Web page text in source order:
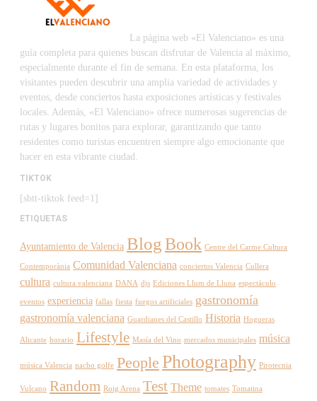
La página web «El Valenciano» es una
guía completa para quienes buscan disfrutar de Valencia al máximo,
especialmente durante el fin de semana. En esta plataforma, los
visitantes pueden descubrir una amplia variedad de actividades y
eventos, desde conciertos hasta exposiciones artísticas y festivales
locales. Además, «El Valenciano» ofrece numerosas sugerencias de
rutas y lugares bonitos para explorar, garantizando que tanto
residentes como turistas encuentren siempre algo emocionante que
hacer en esta vibrante ciudad.
TIKTOK
[sbtt-tiktok feed=1]
ETIQUETAS
Ayuntamiento de Valencia BlogBook Centre del Carme Cultura
Contemporània Comunidad Valenciana conciertos Valencia Cullera
cultura cultura valenciana DANA djs Ediciones Llum de Lluna espectáculo
eventos experiencia fallas fiesta fuegos artificiales gastronomía
gastronomía valenciana Guardianes del Castillo Historia Hogueras
Alicante horario Lifestyle Masía del Vino mercados municipales música
música Valencia nacho golfe People Photography Pirotecnia
Vulcano Random Roig Arena Test Theme tomates Tomatina